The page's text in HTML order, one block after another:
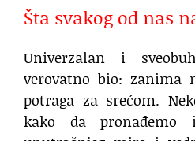
Šta svakog od nas
Univerzalan i
verovatno bio: zanima
potraga za srećom.
kako da pronađemo